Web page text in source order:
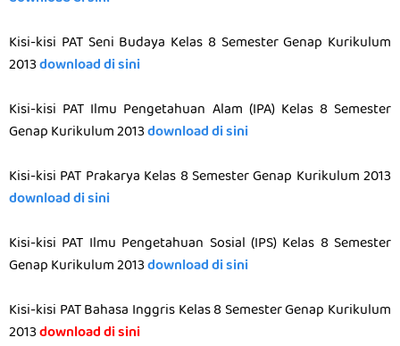
Kisi-kisi PAT Seni Budaya Kelas 8 Semester Genap Kurikulum
2013download di sini
Kisi-kisi PAT Ilmu Pengetahuan Alam (IPA) Kelas 8 Semester
Genap Kurikulum 2013download di sini
Kisi-kisi PAT Prakarya Kelas 8 Semester Genap Kurikulum 2013
download di sini
Kisi-kisi PAT Ilmu Pengetahuan Sosial (IPS) Kelas 8 Semester
Genap Kurikulum 2013download di sini
Kisi-kisi PAT Bahasa Inggris Kelas 8 Semester Genap Kurikulum
2013download di sini